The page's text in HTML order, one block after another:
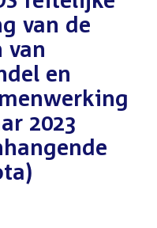
van de
van
en
2023